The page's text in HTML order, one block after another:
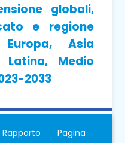
globali,
e regione
Asia
Latina, Medio
2033
Rapporto
Pagina